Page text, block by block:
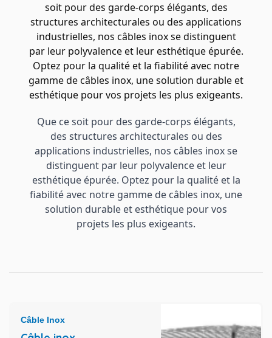
soit pour des garde-corps élégants, des
structures architecturales ou des applications
industrielles, nos câbles inox se distinguent
par leur polyvalence et leur esthétique épurée.
Optez pour la qualité et la fiabilité avec notre
gamme de câbles inox, une solution durable et
esthétique pour vos projets les plus exigeants.
Que ce soit pour des garde-corps élégants,
des structures architecturales ou des
applications industrielles, nos câbles inox se
distinguent par leur polyvalence et leur
esthétique épurée. Optez pour la qualité et la
fiabilité avec notre gamme de câbles inox, une
solution durable et esthétique pour vos
projets les plus exigeants.
Câble Inox